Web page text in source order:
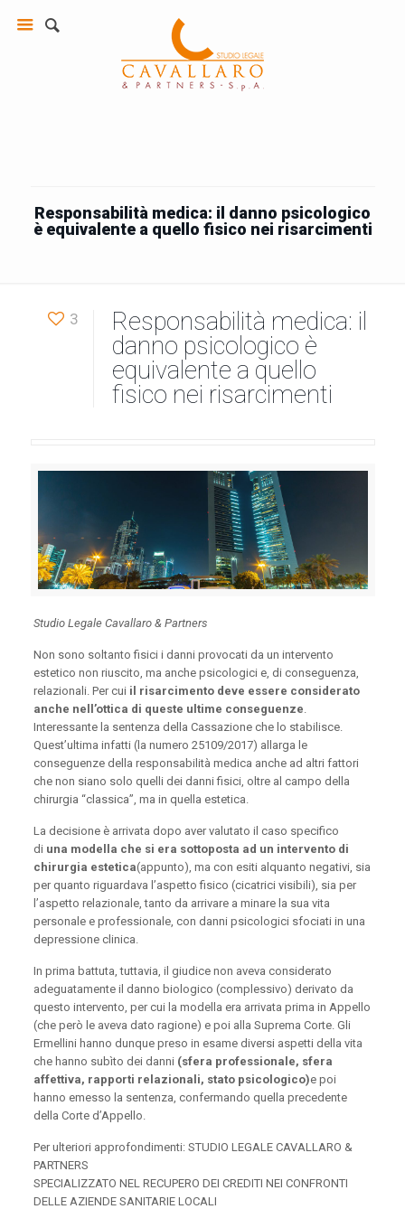
Responsabilità medica: il danno psicologico
è equivalente a quello fisico nei risarcimenti
3
Responsabilità medica: il
danno psicologico è
equivalente a quello
fisico nei risarcimenti
Studio Legale Cavallaro & Partners
Non sono soltanto fisici i danni provocati da un intervento
estetico non riuscito, ma anche psicologici e, di conseguenza,
relazionali. Per cui il risarcimento deve essere considerato
anche nell’ottica di queste ultime conseguenze.
Interessante la sentenza della Cassazione che lo stabilisce.
Quest’ultima infatti (la numero 25109/2017) allarga le
conseguenze della responsabilità medica anche ad altri fattori
che non siano solo quelli dei danni fisici, oltre al campo della
chirurgia “classica”, ma in quella estetica.
La decisione è arrivata dopo aver valutato il caso specifico
di una modella che si era sottoposta ad un intervento di
chirurgia estetica(appunto), ma con esiti alquanto negativi, sia
per quanto riguardava l’aspetto fisico (cicatrici visibili), sia per
l’aspetto relazionale, tanto da arrivare a minare la sua vita
personale e professionale, con danni psicologici sfociati in una
depressione clinica.
In prima battuta, tuttavia, il giudice non aveva considerato
adeguatamente il danno biologico (complessivo) derivato da
questo intervento, per cui la modella era arrivata prima in Appello
(che però le aveva dato ragione) e poi alla Suprema Corte. Gli
Ermellini hanno dunque preso in esame diversi aspetti della vita
che hanno subìto dei danni (sfera professionale, sfera
affettiva, rapporti relazionali, stato psicologico)e poi
hanno emesso la sentenza, confermando quella precedente
della Corte d’Appello.
Per ulteriori approfondimenti: STUDIO LEGALE CAVALLARO &
PARTNERS
SPECIALIZZATO NEL RECUPERO DEI CREDITI NEI CONFRONTI
DELLE AZIENDE SANITARIE LOCALI